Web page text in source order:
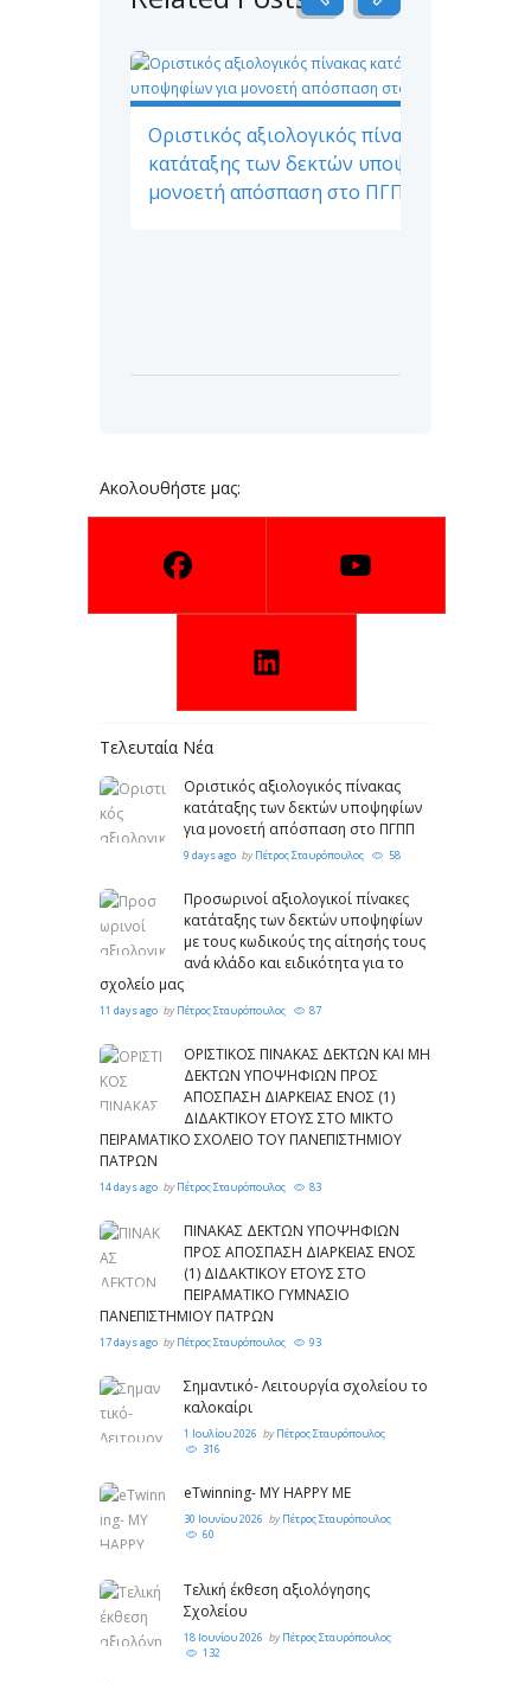
Οριστικός αξιολογικός πίνακας
κατάταξης των δεκτών υποψηφίων για
μονοετή απόσπαση στο ΠΓΠΠ
Ακολουθήστε μας:
Τελευταία Νέα
Οριστικός αξιολογικός πίνακας
κατάταξης των δεκτών υποψηφίων
για μονοετή απόσπαση στο ΠΓΠΠ
9 days ago byΠέτρος Σταυρόπουλος 58
Προσωρινοί αξιολογικοί πίνακες
κατάταξης των δεκτών υποψηφίων
με τους κωδικούς της αίτησής τους
ανά κλάδο και ειδικότητα για το
σχολείο μας
11 days ago byΠέτρος Σταυρόπουλος 87
ΟΡΙΣΤΙΚΟΣ ΠΙΝΑΚΑΣ ΔΕΚΤΩΝ ΚΑΙ ΜΗ
ΔΕΚΤΩΝ ΥΠΟΨΗΦΙΩΝ ΠΡΟΣ
ΑΠΟΣΠΑΣΗ ΔΙΑΡΚΕΙΑΣ ΕΝΟΣ (1)
ΔΙΔΑΚΤΙΚΟΥ ΕΤΟΥΣ ΣΤΟ ΜΙΚΤΟ
ΠΕΙΡΑΜΑΤΙΚΟ ΣΧΟΛΕΙΟ ΤΟΥ ΠΑΝΕΠΙΣΤΗΜΙΟΥ
ΠΑΤΡΩΝ
14 days ago byΠέτρος Σταυρόπουλος 83
ΠΙΝΑΚΑΣ ΔΕΚΤΩΝ ΥΠΟΨΗΦΙΩΝ
ΠΡΟΣ ΑΠΟΣΠΑΣΗ ΔΙΑΡΚΕΙΑΣ ΕΝΟΣ
(1) ΔΙΔΑΚΤΙΚΟΥ ΕΤΟΥΣ ΣΤΟ
ΠΕΙΡΑΜΑΤΙΚΟ ΓΥΜΝΑΣΙΟ
ΠΑΝΕΠΙΣΤΗΜΙΟΥ ΠΑΤΡΩΝ
17 days ago byΠέτρος Σταυρόπουλος 93
Σημαντικό- Λειτουργία σχολείου το
καλοκαίρι
1 Ιουλίου 2026 byΠέτρος Σταυρόπουλος
316
eTwinning- MY HAPPY ME
30 Ιουνίου 2026 byΠέτρος Σταυρόπουλος
60
Τελική έκθεση αξιολόγησης
Σχολείου
18 Ιουνίου 2026 byΠέτρος Σταυρόπουλος
132